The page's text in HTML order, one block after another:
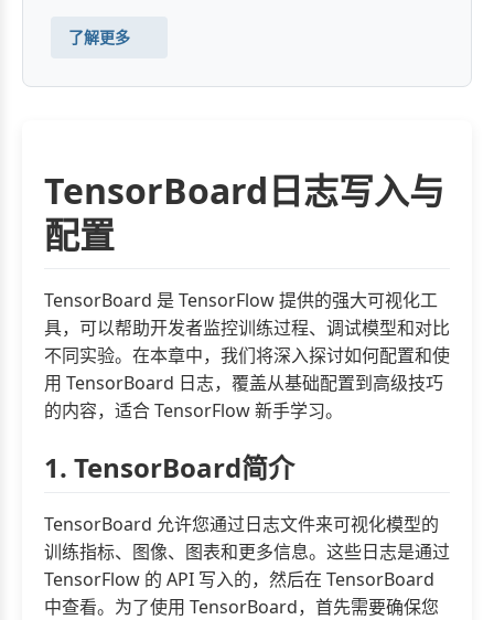
了解更多
TensorBoard日志写入与
配置
TensorBoard 是 TensorFlow 提供的强大可视化工
具，可以帮助开发者监控训练过程、调试模型和对比
不同实验。在本章中，我们将深入探讨如何配置和使
用 TensorBoard 日志，覆盖从基础配置到高级技巧
的内容，适合 TensorFlow 新手学习。
1. TensorBoard简介
TensorBoard 允许您通过日志文件来可视化模型的
训练指标、图像、图表和更多信息。这些日志是通过
TensorFlow 的 API 写入的，然后在 TensorBoard
中查看。为了使用 TensorBoard，首先需要确保您